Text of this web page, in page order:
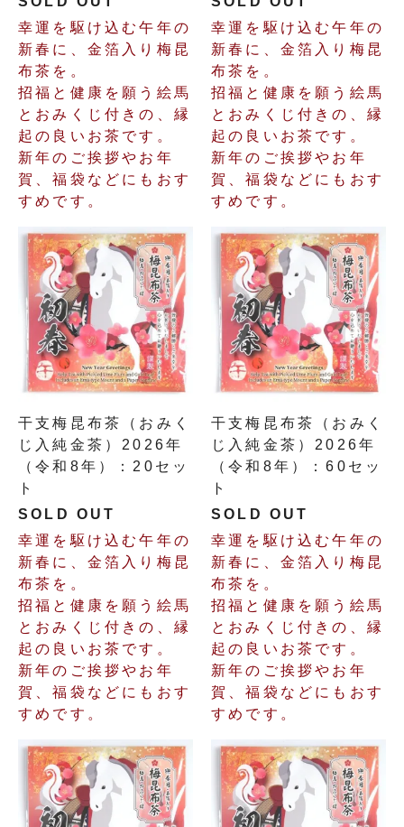
幸運を駆け込む午年の
新春に、金箔入り梅昆
布茶を。
招福と健康を願う絵馬
とおみくじ付きの、縁
起の良いお茶です。
新年のご挨拶やお年
賀、福袋などにもおす
すめです。
幸運を駆け込む午年の
新春に、金箔入り梅昆
布茶を。
招福と健康を願う絵馬
とおみくじ付きの、縁
起の良いお茶です。
新年のご挨拶やお年
賀、福袋などにもおす
すめです。
干支梅昆布茶（おみく
じ入純金茶）2026年
（令和8年）：20セッ
ト
SOLD OUT
幸運を駆け込む午年の
新春に、金箔入り梅昆
布茶を。
招福と健康を願う絵馬
とおみくじ付きの、縁
起の良いお茶です。
新年のご挨拶やお年
賀、福袋などにもおす
すめです。
干支梅昆布茶（おみく
じ入純金茶）2026年
（令和8年）：60セッ
ト
SOLD OUT
幸運を駆け込む午年の
新春に、金箔入り梅昆
布茶を。
招福と健康を願う絵馬
とおみくじ付きの、縁
起の良いお茶です。
新年のご挨拶やお年
賀、福袋などにもおす
すめです。